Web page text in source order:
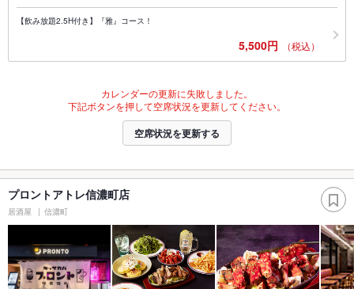
【飲み放題2.5H付き】『雅』コース！
5,500円 （税込）
カレンダーの更新に失敗しました。
下記ボタンを押して空席状況を更新してください。
空席状況を更新する
プロントアトレ信濃町店
居酒屋 信濃町